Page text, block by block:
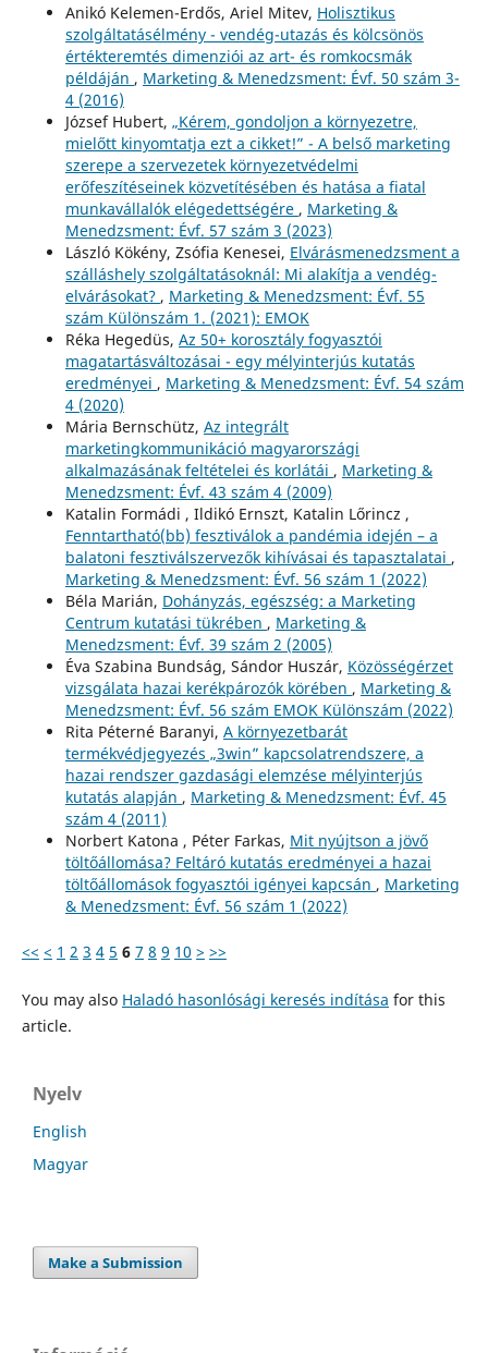
Anikó Kelemen-Erdős, Ariel Mitev, Holisztikus
szolgáltatásélmény - vendég-utazás és kölcsönös
értékteremtés dimenziói az art- és romkocsmák
példáján , Marketing & Menedzsment: Évf. 50 szám 3-
4 (2016)
József Hubert, „Kérem, gondoljon a környezetre,
mielőtt kinyomtatja ezt a cikket!” - A belső marketing
szerepe a szervezetek környezetvédelmi
erőfeszítéseinek közvetítésében és hatása a fiatal
munkavállalók elégedettségére , Marketing &
Menedzsment: Évf. 57 szám 3 (2023)
László Kökény, Zsófia Kenesei, Elvárásmenedzsment a
szálláshely szolgáltatásoknál: Mi alakítja a vendég-
elvárásokat? , Marketing & Menedzsment: Évf. 55
szám Különszám 1. (2021): EMOK
Réka Hegedüs, Az 50+ korosztály fogyasztói
magatartásváltozásai - egy mélyinterjús kutatás
eredményei , Marketing & Menedzsment: Évf. 54 szám
4 (2020)
Mária Bernschütz, Az integrált
marketingkommunikáció magyarországi
alkalmazásának feltételei és korlátái , Marketing &
Menedzsment: Évf. 43 szám 4 (2009)
Katalin Formádi , Ildikó Ernszt, Katalin Lőrincz ,
Fenntartható(bb) fesztiválok a pandémia idején – a
balatoni fesztiválszervezők kihívásai és tapasztalatai ,
Marketing & Menedzsment: Évf. 56 szám 1 (2022)
Béla Marián, Dohányzás, egészség: a Marketing
Centrum kutatási tükrében , Marketing &
Menedzsment: Évf. 39 szám 2 (2005)
Éva Szabina Bundság, Sándor Huszár, Közösségérzet
vizsgálata hazai kerékpározók körében , Marketing &
Menedzsment: Évf. 56 szám EMOK Különszám (2022)
Rita Péterné Baranyi, A környezetbarát
termékvédjegyezés „3win” kapcsolatrendszere, a
hazai rendszer gazdasági elemzése mélyinterjús
kutatás alapján , Marketing & Menedzsment: Évf. 45
szám 4 (2011)
Norbert Katona , Péter Farkas, Mit nyújtson a jövő
töltőállomása? Feltáró kutatás eredményei a hazai
töltőállomások fogyasztói igényei kapcsán , Marketing
& Menedzsment: Évf. 56 szám 1 (2022)
<< < 1 2 3 4 5 6 7 8 9 10 > >>
You may also Haladó hasonlósági keresés indítása for this
article.
Nyelv
English
Magyar
Make a Submission